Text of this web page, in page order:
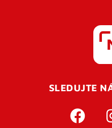
Pro úspěšné dokončení
vaší e-mailovouadresu. Po
SLEDUJTE